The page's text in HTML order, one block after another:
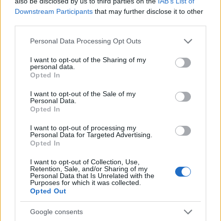
Downstream Participants that may further disclose it to other
Please note that this website/app uses one or more Google
not limited to your visit or usage behaviour. You may click to
grant or deny consent to Google and its third-party tags to
use your data for below specified purposes in below Google
consent section.
Personal Data Processing Opt Outs
I want to opt-out of the Sharing of my
personal data.
Opted In
I want to opt-out of the Sale of my
Personal Data.
Opted In
I want to opt-out of processing my
Personal Data for Targeted Advertising.
Opted In
I want to opt-out of Collection, Use,
Retention, Sale, and/or Sharing of my
Personal Data that Is Unrelated with the
Purposes for which it was collected.
Opted Out
Google consents
αποτέλεσε και το πιο λαμπρό παράδειγμα διεθνούς
συνεργασίας. Σε μια εποχή γεμάτη γεωπολιτικές
εντάσεις, ο ISS απέδειξε ότι χώρες με διαφορετικά
για έναν κοινό στόχο: την εξερεύνηση και κατανόηση
του Διαστήματος.
Παρά την επικείμενη απόσυρση, η NASA και οι εταίροι
της δεν σκοπεύουν να εγκαταλείψουν την τροχιά
χαμηλού ύψους γύρω από τη Γη. Ήδη από το 2021, ο
οργανισμός έχει επενδύσει περισσότερα από 400
εκατομμύρια δολάρια για την ανάπτυξη εμπορικών
διαστημικών σταθμών. Στόχος είναι η μετάβαση σε
ένα νέο μοντέλο όπου η NASA δεν θα διατηρεί
αποκλειστικά δικές της εγκαταστάσεις, αλλά θα
αγοράζει υπηρεσίες από ιδιωτικές εταιρείες, όπως ήδη
συμβαίνει με τη μεταφορά φορτίων και πληρωμάτων